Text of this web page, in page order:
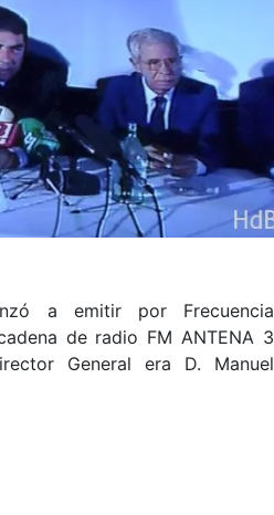
a emitir por Frecuencia
de radio FM ANTENA 3
General era D. Manuel